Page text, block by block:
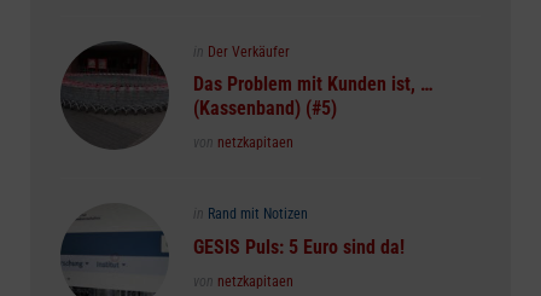
Posted
in
in Der Verkäufer
Das Problem mit Kunden ist, …
(Kassenband) (#5)
Posted
von netzkapitaen
Posted
in Rand mit Notizen
GESIS Puls: 5 Euro sind da!
Posted
von netzkapitaen